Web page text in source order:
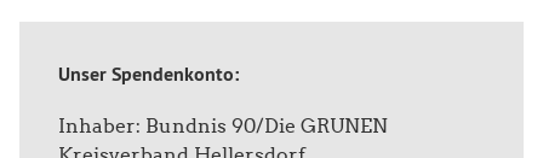
Unser Spendenkonto:
Inhaber: Bundnis 90/Die GRUNEN